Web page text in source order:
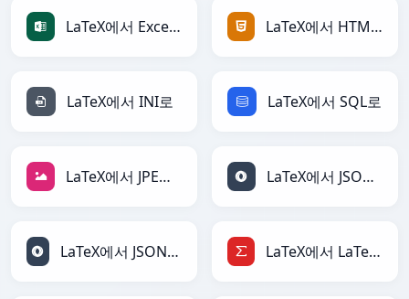
LaTeX에서 Excel로 LaTeX에서 HTML로
LaTeX에서 INI로 LaTeX에서 SQL로
LaTeX에서 JPEG로 LaTeX에서 JSON로
LaTeX에서 JSONLines로 LaTeX에서 LaTeX로